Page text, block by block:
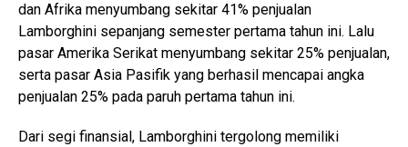
dan Afrika menyumbang sekitar 41% penjualan
Lamborghini sepanjang semester pertama tahun ini. Lalu
pasar Amerika Serikat menyumbang sekitar 25% penjualan,
serta pasar Asia Pasifik yang berhasil mencapai angka
penjualan 25% pada paruh pertama tahun ini.
Dari segi finansial, Lamborghini tergolong memiliki